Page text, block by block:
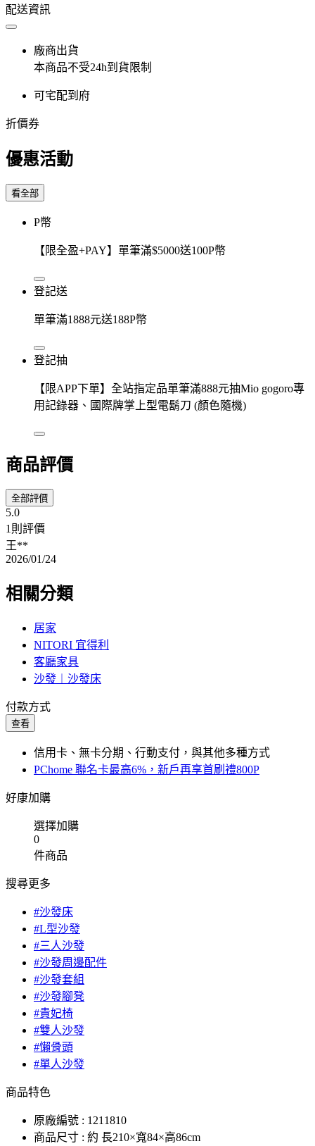
配送資訊
廠商出貨
本商品不受24h到貨限制
可宅配到府
折價券
優惠活動
看全部
P幣
【限全盈+PAY】單筆滿$5000送100P幣
登記送
單筆滿1888元送188P幣
登記抽
【限APP下單】全站指定品單筆滿888元抽Mio gogoro專
用記錄器、國際牌掌上型電鬍刀 (顏色隨機)
商品評價
全部評價
5.0
1則評價
王**
2026/01/24
相關分類
居家
NITORI 宜得利
客廳家具
沙發︱沙發床
付款方式
查看
信用卡、無卡分期、行動支付，與其他多種方式
PChome 聯名卡最高6%，新戶再享首刷禮800P
好康加購
選擇加購
0
件商品
搜尋更多
#沙發床
#L型沙發
#三人沙發
#沙發周邊配件
#沙發套組
#沙發腳凳
#貴妃椅
#雙人沙發
#懶骨頭
#單人沙發
商品特色
原廠編號 : 1211810
商品尺寸 : 約 長210×寬84×高86cm